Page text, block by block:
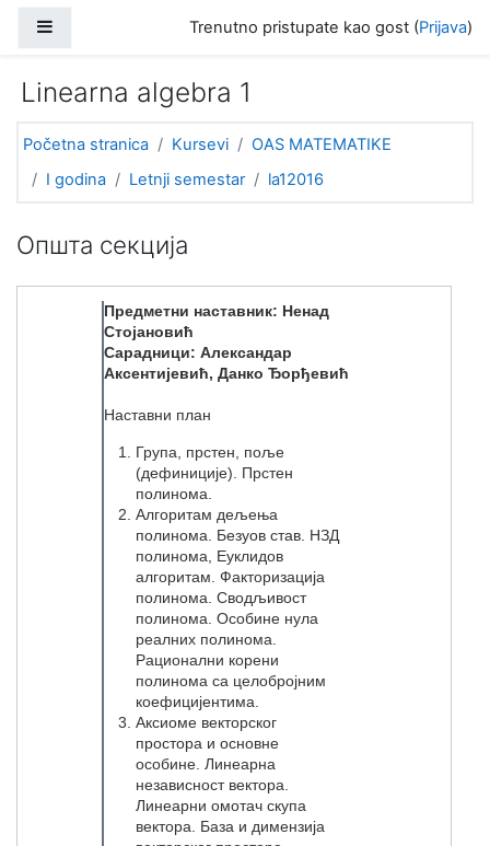
Trenutno pristupate kao gost (Prijava)
Linearna algebra 1
Početna stranica Kursevi
OAS MATEMATIKE
I godina
Letnji semestar la12016
Uvodna sekcija (tematski format)
Општа секција
Предметни наставник: Ненад
Стојановић
Сарадници: Александар
Аксентијевић, Данко Ђорђевић
Наставни план
Група, прстен, поље
(дефиниције). Прстен
полинома.
Алгоритам дељења
полинома. Безуов став. НЗД
полинома, Еуклидов
алгоритам. Факторизација
полинома. Сводљивост
полинома. Особине нула
реалних полинома.
Рационални корени
полинома са целобројним
коефицијентима.
Аксиоме векторског
простора и основне
особине. Линеарна
независност вектора.
Линеарни омотач скупа
вектора. База и димензија